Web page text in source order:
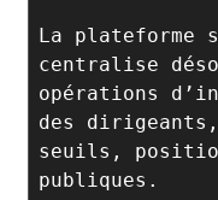
La plateforme
centralise
opérations
des
seuils,
publiques.